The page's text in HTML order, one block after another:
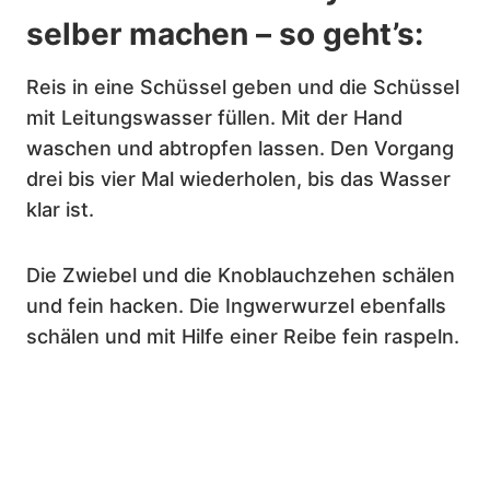
selber machen – so geht’s:
Reis in eine Schüssel geben und die Schüssel
mit Leitungswasser füllen. Mit der Hand
waschen und abtropfen lassen. Den Vorgang
drei bis vier Mal wiederholen, bis das Wasser
klar ist.
Die Zwiebel und die Knoblauchzehen schälen
und fein hacken. Die Ingwerwurzel ebenfalls
schälen und mit Hilfe einer Reibe fein raspeln.